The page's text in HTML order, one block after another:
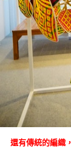
還有傳統的編織